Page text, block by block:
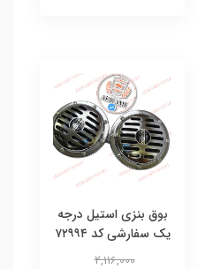
بوق بنزی استیل درجه
یک سفارشی کد ۷۲۹۹۴
2,116,000